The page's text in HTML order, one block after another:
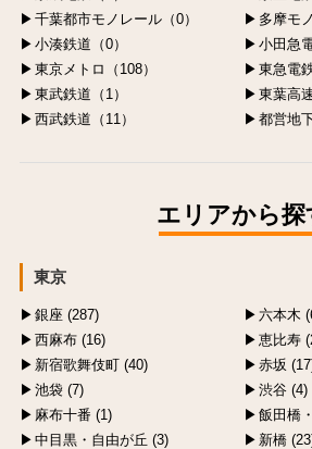
千葉都市モノレール（0）
多摩モ
小湊鉄道（0）
小田急
東京メトロ（108）
東急電
東武鉄道（1）
東葉高
西武鉄道（11）
都営地
エリアから探
東京
銀座 (287)
六本木
西麻布 (16)
恵比寿
新宿歌舞伎町 (40)
赤坂
池袋 (7)
渋谷 (4)
麻布十番 (1)
飯田橋
中目黒・自由が丘 (3)
新橋